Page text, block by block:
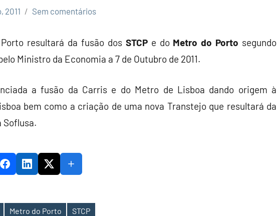
2011 Sem comentários
resultará da fusão dosSTCPe do Metro do Porto segundo
Ministro da Economia a 7 de Outubro de 2011.
a fusão da Carris e do Metro de Lisboa dando origem à
bem como a criação de uma nova Transtejo que resultará da
Soflusa.
Metro do Porto STCP